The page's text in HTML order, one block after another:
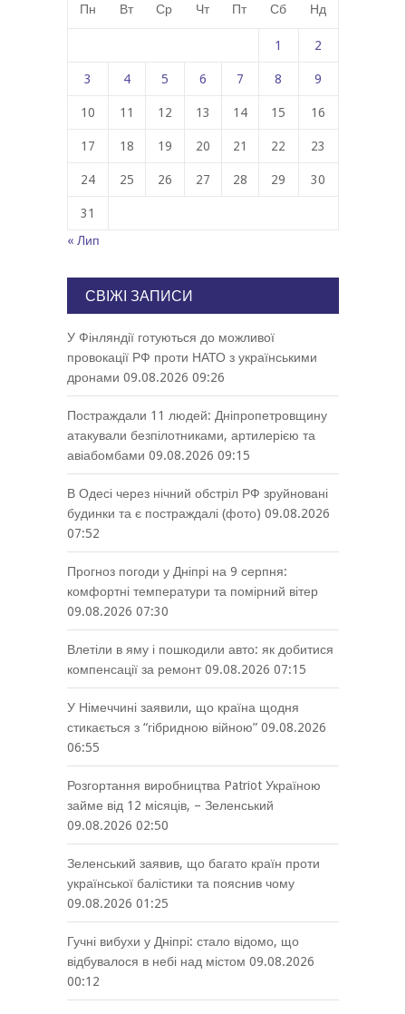
Пн Вт Ср Чт Пт Сб Нд
1 2
3 4 5 6 7 8 9
10 11 12 13 14 15 16
17 18 19 20 21 22 23
24 25 26 27 28 29 30
31
« Лип
СВІЖІ ЗАПИСИ
У Фінляндії готуються до можливої
провокації РФ проти НАТО з українськими
дронами 09.08.2026 09:26
Постраждали 11 людей: Дніпропетровщину
атакували безпілотниками, артилерією та
авіабомбами 09.08.2026 09:15
В Одесі через нічний обстріл РФ зруйновані
будинки та є постраждалі (фото) 09.08.2026
07:52
Прогноз погоди у Дніпрі на 9 серпня:
комфортні температури та помірний вітер
09.08.2026 07:30
Влетіли в яму і пошкодили авто: як добитися
компенсації за ремонт 09.08.2026 07:15
У Німеччині заявили, що країна щодня
стикається з “гібридною війною” 09.08.2026
06:55
Розгортання виробництва Patriot Україною
займе від 12 місяців, – Зеленський
09.08.2026 02:50
Зеленський заявив, що багато країн проти
української балістики та пояснив чому
09.08.2026 01:25
Гучні вибухи у Дніпрі: стало відомо, що
відбувалося в небі над містом 09.08.2026
00:12